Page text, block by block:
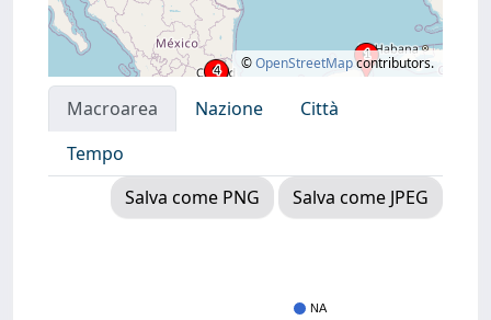
©OpenStreetMapcontributors.
Macroarea Nazione
Città
Tempo
Salva come PNG
Salva come JPEG
NA